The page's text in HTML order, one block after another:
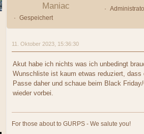
Maniac
Gespeichert
11. Oktober 2023, 15:36:30
Akut habe ich nichts was ich unbedingt
Wunschliste ist kaum etwas reduziert, dass
Passe daher und schaue beim Black
wieder vorbei.
For those about to GURPS - We salute you!